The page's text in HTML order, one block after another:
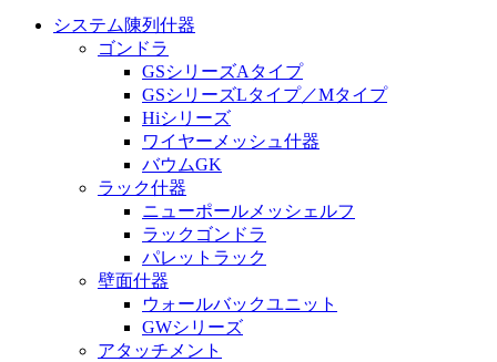
システム陳列什器
ゴンドラ
GSシリーズAタイプ
GSシリーズLタイプ／Mタイプ
Hiシリーズ
ワイヤーメッシュ什器
バウムGK
ラック什器
ニューポールメッシェルフ
ラックゴンドラ
パレットラック
壁面什器
ウォールバックユニット
GWシリーズ
アタッチメント